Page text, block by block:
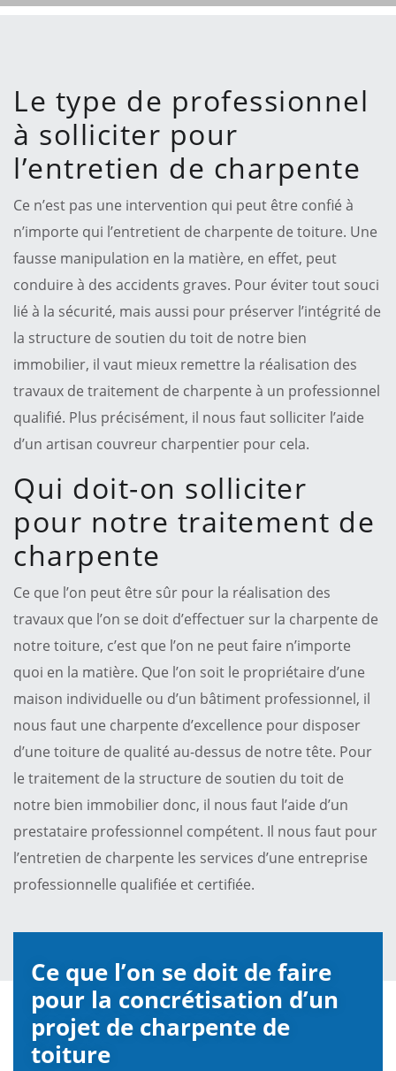
Le type de professionnel
à solliciter pour
l’entretien de charpente
Ce n’est pas une intervention qui peut être confié à
n’importe qui l’entretient de charpente de toiture. Une
fausse manipulation en la matière, en effet, peut
conduire à des accidents graves. Pour éviter tout souci
lié à la sécurité, mais aussi pour préserver l’intégrité de
la structure de soutien du toit de notre bien
immobilier, il vaut mieux remettre la réalisation des
travaux de traitement de charpente à un professionnel
qualifié. Plus précisément, il nous faut solliciter l’aide
d’un artisan couvreur charpentier pour cela.
Qui doit-on solliciter
pour notre traitement de
charpente
Ce que l’on peut être sûr pour la réalisation des
travaux que l’on se doit d’effectuer sur la charpente de
notre toiture, c’est que l’on ne peut faire n’importe
quoi en la matière. Que l’on soit le propriétaire d’une
maison individuelle ou d’un bâtiment professionnel, il
nous faut une charpente d’excellence pour disposer
d’une toiture de qualité au-dessus de notre tête. Pour
le traitement de la structure de soutien du toit de
notre bien immobilier donc, il nous faut l’aide d’un
prestataire professionnel compétent. Il nous faut pour
l’entretien de charpente les services d’une entreprise
professionnelle qualifiée et certifiée.
Ce que l’on se doit de faire
pour la concrétisation d’un
projet de charpente de
toiture